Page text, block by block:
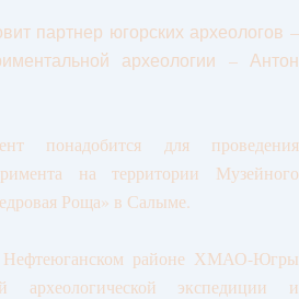
партнер югорских археологов –
археологии – Антон
понадобится для проведения
на территории Музейного
Роща» в Салыме.
районе ХМАО-Югры
археологической экспедиции и